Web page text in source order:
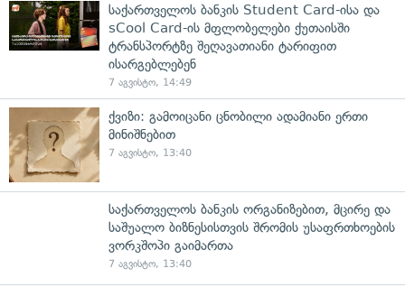
საქართველოს ბანკის Student Card-ისა და
sCool Card-ის მფლობელები ქუთაისში
ტრანსპორტზე შეღავათიანი ტარიფით
ისარგებლებენ
7 აგვისტო, 14:49
ქვიზი: გამოიცანი ცნობილი ადამიანი ერთი
მინიშნებით
7 აგვისტო, 13:40
საქართველოს ბანკის ორგანიზებით, მცირე და
საშუალო ბიზნესისთვის შრომის უსაფრთხოების
ვორკშოპი გაიმართა
7 აგვისტო, 13:40